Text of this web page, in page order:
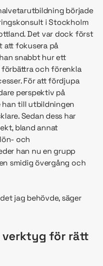
började
i Stockholm
Det var dock först
att fokusera på
snabbt hur ett
och förenkla
För att fördjupa
perspektiv på
till utbildningen
Sedan dess har
bland annat
och
han nu en grupp
smidig övergång och
jag behövde, säger
verktyg för rätt